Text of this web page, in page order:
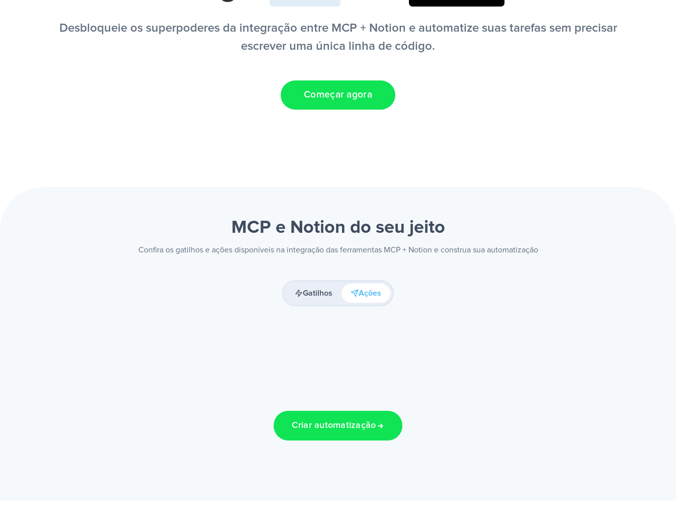
Desbloqueie os superpoderes da integração entre MCP + Notion e automatize suas tarefas sem precisar
escrever uma única linha de código.
Começar agora
MCP e Notion do seu jeito
Confira os gatilhos e ações disponíveis na integração das ferramentas MCP + Notion e construa sua automatização
Gatilhos Ações
Criar automatização